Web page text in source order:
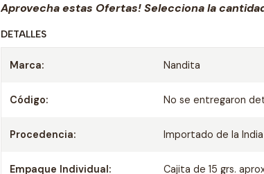
Aprovecha estas Ofertas! Selecciona la
DETALLES
Marca: Nandita
Código: No se entregaron
Procedencia: Importado de la India
Empaque Individual: Cajita de 15 grs.